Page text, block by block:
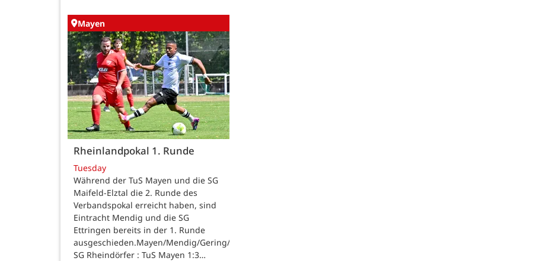
Mayen
Rheinlandpokal 1. Runde
Tuesday
Während der TuS Mayen und die SG
Maifeld-Elztal die 2. Runde des
Verbandspokal erreicht haben, sind
Eintracht Mendig und die SG
Ettringen bereits in der 1. Runde
ausgeschieden.Mayen/Mendig/Gering/Ettringen.
SG Rheindörfer : TuS Mayen 1:3…